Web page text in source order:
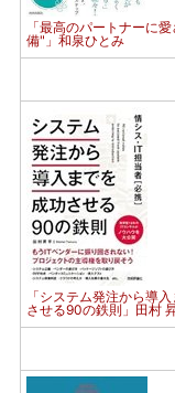
「最高のパートナーに
備"」和泉ひとみ
「システム発注から導
させる90の鉄則」田村